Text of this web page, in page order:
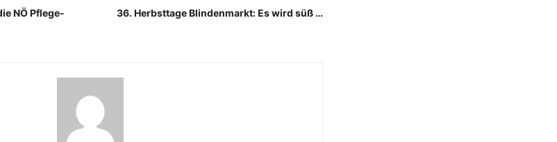
NÖ Pflege-
36. Herbsttage Blindenmarkt: Es wird süß …